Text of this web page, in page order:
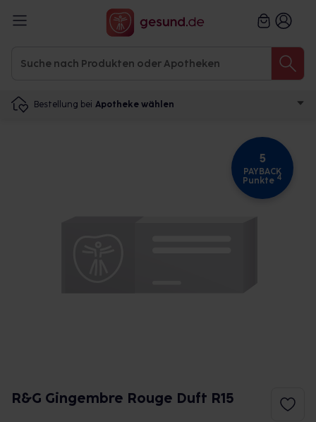
Bestellung bei Apotheke wählen
5
PAYBACK
Punkte 4
R&G Gingembre Rouge Duft R15